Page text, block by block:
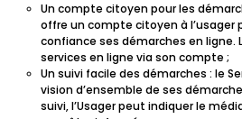
Un compte citoyen pour les
offre un compte citoyen à
confiance ses démarches en ligne.
services en ligne via son compte ;
Un suivi facile des démarches : le
vision d’ensemble de ses
suivi, l’Usager peut indiquer le